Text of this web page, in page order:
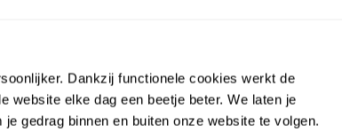
Dankzij functionele cookies werkt de
website elke dag een beetje beter. We laten je
gedrag binnen en buiten onze website te volgen.